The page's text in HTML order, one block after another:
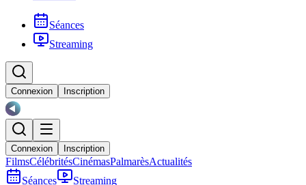
Séances
Streaming
Connexion Inscription
Connexion Inscription
FilmsCélébritésCinémasPalmarèsActualités
Séances
Streaming